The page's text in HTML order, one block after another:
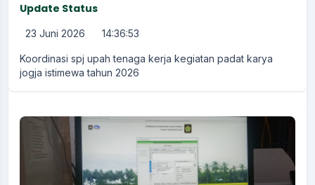
Update Status
23 Juni 2026 14:36:53
Koordinasi spj upah tenaga kerja kegiatan padat karya
jogja istimewa tahun 2026